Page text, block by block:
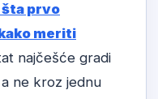
šta prvo
meriti
najčešće gradi
ne kroz jednu